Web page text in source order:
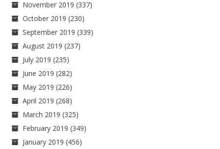
November 2019 (337)
October 2019 (230)
September 2019 (339)
August 2019 (237)
July 2019 (235)
June 2019 (282)
May 2019 (226)
April 2019 (268)
March 2019 (325)
February 2019 (349)
January 2019 (456)